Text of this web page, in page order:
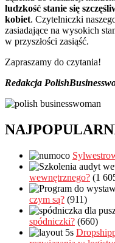
ludzkość stanie się
kobiet. Czytelniczki
zasiadające na wysokich
w przyszłości zasiąść.
Zapraszamy do czytania!
Redakcja
wewnętrznego? (1
czym są? (911)
spódniczki? (660)